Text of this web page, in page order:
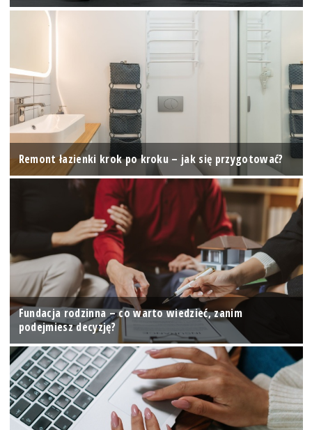
Remont łazienki krok po kroku – jak się przygotować?
Fundacja rodzinna – co warto wiedzieć, zanim
podejmiesz decyzję?